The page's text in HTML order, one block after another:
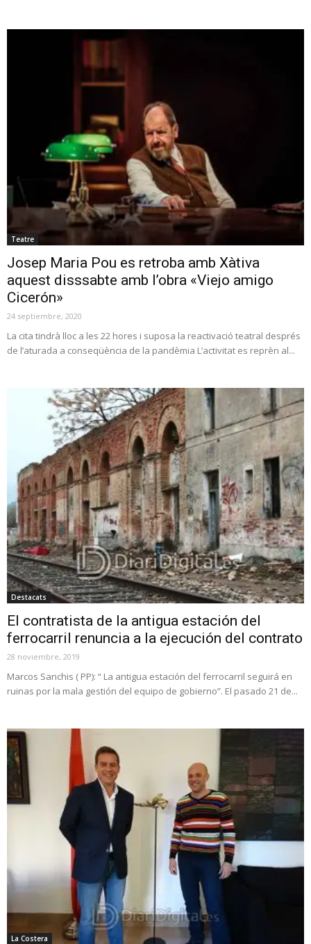
Teatre
Josep Maria Pou es retroba amb Xàtiva
aquest disssabte amb l’obra «Viejo amigo
Cicerón»
24 septiembre, 2020
La cita tindrà lloc a les 22 hores i suposa la reactivació teatral després
de l’aturada a conseqüència de la pandèmia L’activitat es reprèn al...
Destacats
El contratista de la antigua estación del
ferrocarril renuncia a la ejecución del contrato
28 noviembre, 2019
Marcos Sanchis ( PP): “ La antigua estación del ferrocarril seguirá en
ruinas por la mala gestión del equipo de gobierno”. El pasado 21 de...
La Costera